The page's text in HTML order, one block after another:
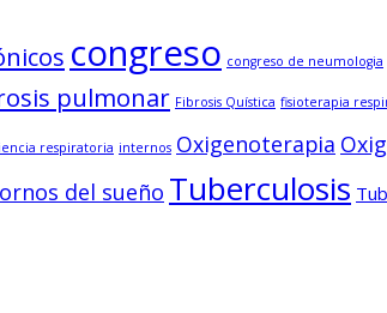
congreso congreso de neumologia
pulmonar Fibrosis Quística fisioterapia
respiratoria internos Oxigenoterapia
del sueño Tuberculosis